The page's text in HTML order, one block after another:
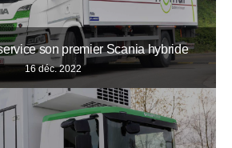
son premier Scania hybride
16 déc. 2022